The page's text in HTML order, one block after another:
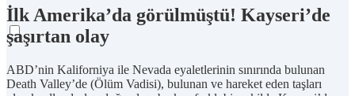
İlk Amerika’da görülmüştü! Kayseri’de
şaşırtan olay
ABD’nin Kaliforniya ile Nevada eyaletlerinin sınırında bulunan
Death Valley’de (Ölüm Vadisi), bulunan ve hareket eden taşları